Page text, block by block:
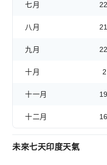
七月
八月
九月
十月
十一月
十二月
未來七天印度天氣